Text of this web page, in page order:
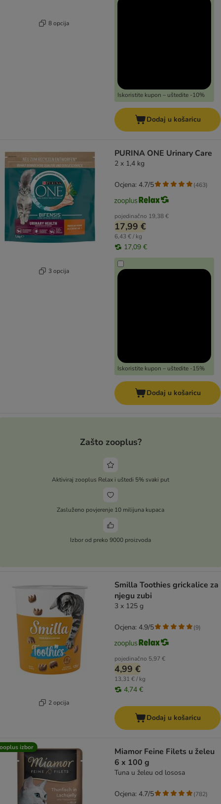
8 opcija
Iskoristite kupon – uštedite -10%
Dodaj u košaricu
3 opcija
PURINA ONE Urinary Care
2 x 1,4 kg
pojedinačno 19,38 €
17,99 €
6,43 € / kg
17,09 €
Iskoristite kupon – uštedite -15%
Ocjena: 4.7/5 (463)
Dodaj u košaricu
Zašto zooplus?
Aktiviraj zooplus Relax i uštedi 5% svaki put
Zasluženo povjerenje 10 milijuna kupaca
Izbor od preko 9000 proizvoda
2 opcija
Smilla Toothies grickalice za
njegu zubi
3 x 125 g
pojedinačno 5,97 €
4,99 €
13,31 € / kg
4,74 €
Ocjena: 4.9/5 (9)
Dodaj u košaricu
izbor
Miamor Feine Filets u želeu
6 x 100 g
Tuna u želeu od lososa
Ocjena: 4.7/5 (782)